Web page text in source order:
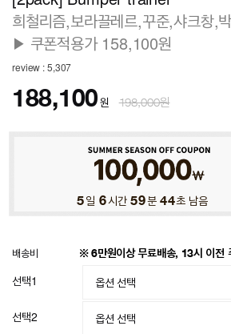
희철리즘,보라끌레르,꾸준,샤크창,
▶ 쿠폰적용가 158,100원
review : 5,307
188,100원 198,000원
5일 6시간 59분 42초 남음
배송비 ※ 6만원이상 무료배송, 13시 이전
선택1
선택2